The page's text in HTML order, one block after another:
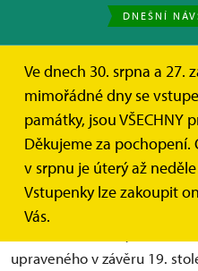
DNEŠNÍ
Ve dnech 30. srpna a 27.
mimořádné dny se
památky, jsou VŠECHNY
Děkujeme za pochopení.
v srpnu je úterý až
Vstupenky lze zakoupit
Vás.
Hrad Šternberk
Prohlídkové okruhy
Knížecí sídlo
upraveného v závěru 19.